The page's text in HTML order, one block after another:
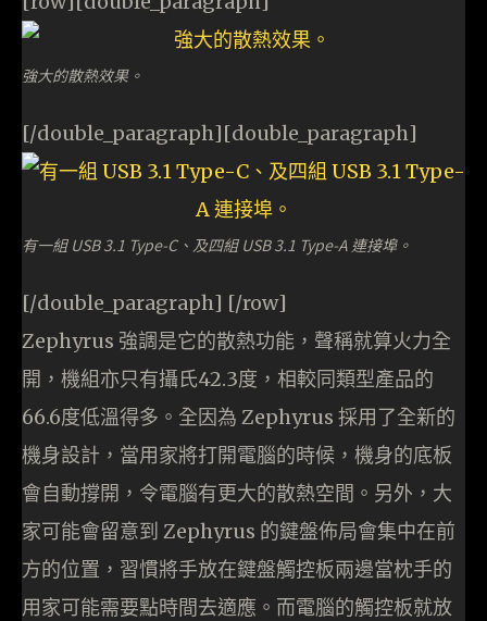
強大的散熱效果。
[/double_paragraph][double_paragraph]
有一組 USB 3.1 Type-C、及四組 USB 3.1 Type-A 連接埠。
[/double_paragraph] [/row]
Zephyrus 強調是它的散熱功能，聲稱就算火力全
開，機組亦只有攝氏42.3度，相較同類型產品的
66.6度低溫得多。全因為 Zephyrus 採用了全新的
機身設計，當用家將打開電腦的時候，機身的底板
會自動撐開，令電腦有更大的散熱空間。另外，大
家可能會留意到 Zephyrus 的鍵盤佈局會集中在前
方的位置，習慣將手放在鍵盤觸控板兩邊當枕手的
用家可能需要點時間去適應。而電腦的觸控板就放